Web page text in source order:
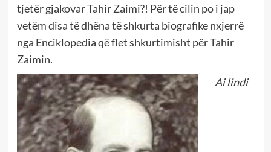
tjetër gjakovar Tahir Zaimi?! Për të cilin po i jap
vetëm disa të dhëna të shkurta biografike nxjerrë
nga Enciklopedia që flet shkurtimisht për Tahir
Zaimin.
Ai lindi